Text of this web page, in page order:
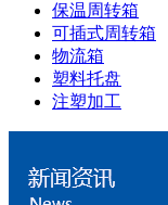
保温周转箱
可插式周转箱
物流箱
塑料托盘
注塑加工